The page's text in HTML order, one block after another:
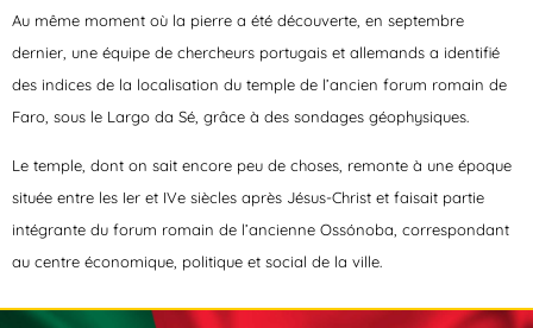
Au même moment où la pierre a été découverte, en septembre
dernier, une équipe de chercheurs portugais et allemands a identifié
des indices de la localisation du temple de l’ancien forum romain de
Faro, sous le Largo da Sé, grâce à des sondages géophysiques.
Le temple, dont on sait encore peu de choses, remonte à une époque
située entre les Ier et IVe siècles après Jésus-Christ et faisait partie
intégrante du forum romain de l’ancienne Ossónoba, correspondant
au centre économique, politique et social de la ville.